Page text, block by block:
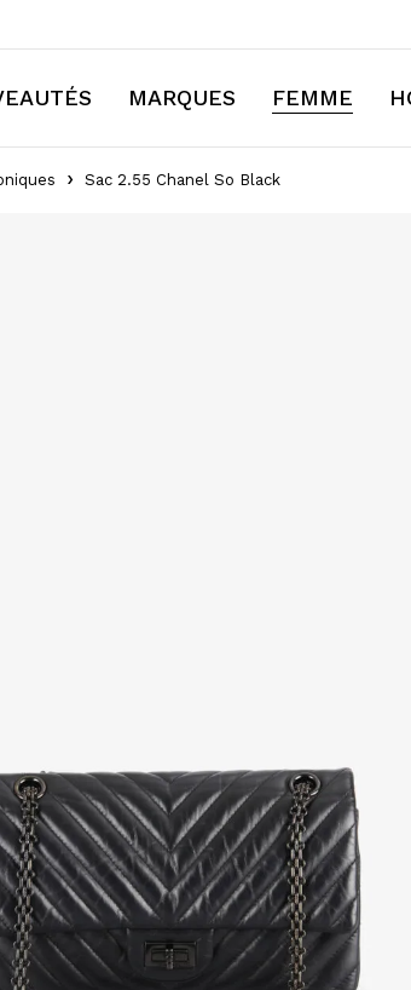
MARQUES FEMME
Sac 2.55 Chanel So Black